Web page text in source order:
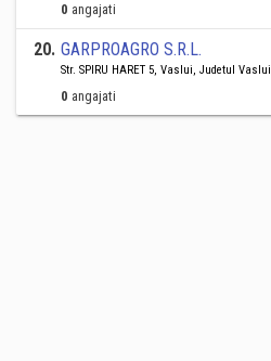
0 angajati
20. GARPROAGRO S.R.L.
Str. SPIRU HARET 5, Vaslui, Judetul Vaslui
0 angajati